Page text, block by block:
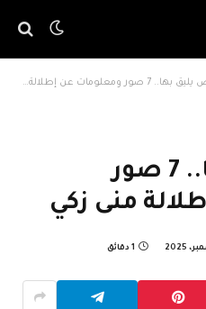
7 صور ومعلومات عن إطلالة منى زكي
الأبيض يليق بها.. 7 صور
منى زكي
1 دقائق